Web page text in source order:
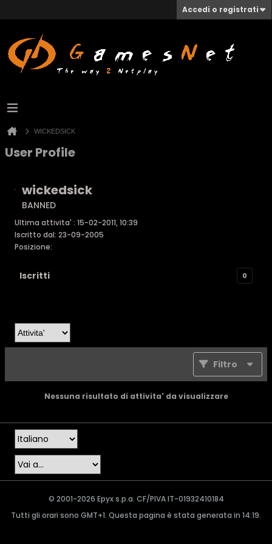
Accedi o registrati
WICKEDSICK
User Profile
wickedsick
BANNED
Ultima attivita' : 15-02-2011, 10:39
Iscritto dal: 23-09-2005
Posizione:
Iscritti 0
Filtro
Nessuna risultato di attivita' da visualizzare
© 2001-2026 Epyx s.p.a. CF/PIVA IT-01932410184
Tutti gli orari sono GMT+1. Questa pagina è stata generata in 14:19.